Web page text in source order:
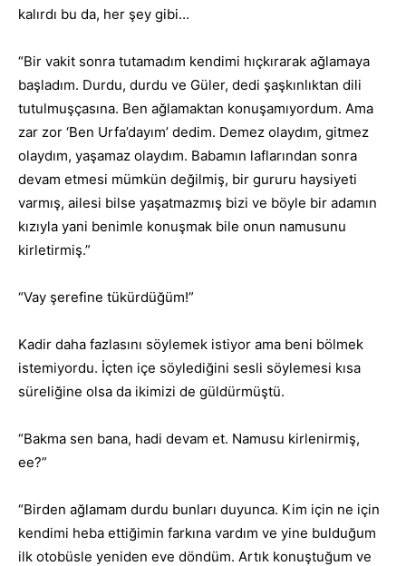
kalırdı bu da, her şey gibi…
“Bir vakit sonra tutamadım kendimi hıçkırarak ağlamaya
başladım. Durdu, durdu ve Güler, dedi şaşkınlıktan dili
tutulmuşçasına. Ben ağlamaktan konuşamıyordum. Ama
zar zor ‘Ben Urfa’dayım’ dedim. Demez olaydım, gitmez
olaydım, yaşamaz olaydım. Babamın laflarından sonra
devam etmesi mümkün değilmiş, bir gururu haysiyeti
varmış, ailesi bilse yaşatmazmış bizi ve böyle bir adamın
kızıyla yani benimle konuşmak bile onun namusunu
kirletirmiş.”
“Vay şerefine tükürdüğüm!”
Kadir daha fazlasını söylemek istiyor ama beni bölmek
istemiyordu. İçten içe söylediğini sesli söylemesi kısa
süreliğine olsa da ikimizi de güldürmüştü.
“Bakma sen bana, hadi devam et. Namusu kirlenirmiş,
ee?”
“Birden ağlamam durdu bunları duyunca. Kim için ne için
kendimi heba ettiğimin farkına vardım ve yine bulduğum
ilk otobüsle yeniden eve döndüm. Artık konuştuğum ve